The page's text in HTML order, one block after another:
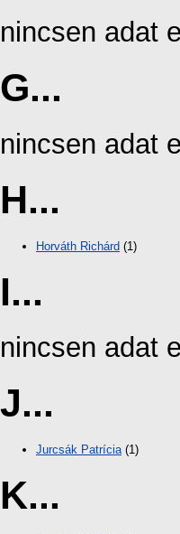
nincsen adat
G...
nincsen adat
H...
Horváth Richárd (1)
I...
nincsen adat
J...
Jurcsák Patrícia(1)
K...